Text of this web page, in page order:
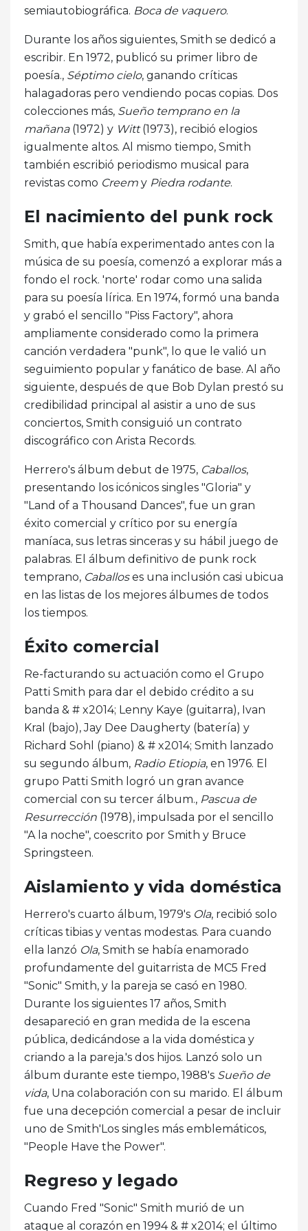
semiautobiográfica. Boca de vaquero.
Durante los años siguientes, Smith se dedicó a
escribir. En 1972, publicó su primer libro de
poesía., Séptimo cielo, ganando críticas
halagadoras pero vendiendo pocas copias. Dos
colecciones más, Sueño temprano en la
mañana(1972) y Witt(1973), recibió elogios
igualmente altos. Al mismo tiempo, Smith
también escribió periodismo musical para
revistas como Creem y Piedra rodante.
El nacimiento del punk rock
Smith, que había experimentado antes con la
música de su poesía, comenzó a explorar más a
fondo el rock. 'norte' rodar como una salida
para su poesía lírica. En 1974, formó una banda
y grabó el sencillo "Piss Factory", ahora
ampliamente considerado como la primera
canción verdadera "punk", lo que le valió un
seguimiento popular y fanático de base. Al año
siguiente, después de que Bob Dylan prestó su
credibilidad principal al asistir a uno de sus
conciertos, Smith consiguió un contrato
discográfico con Arista Records.
Herrero's álbum debut de 1975, Caballos,
presentando los icónicos singles "Gloria" y
"Land of a Thousand Dances", fue un gran
éxito comercial y crítico por su energía
maníaca, sus letras sinceras y su hábil juego de
palabras. El álbum definitivo de punk rock
temprano, Caballoses una inclusión casi ubicua
en las listas de los mejores álbumes de todos
los tiempos.
Éxito comercial
Re-facturando su actuación como el Grupo
Patti Smith para dar el debido crédito a su
banda & # x2014; Lenny Kaye (guitarra), Ivan
Kral (bajo), Jay Dee Daugherty (batería) y
Richard Sohl (piano) & # x2014; Smith lanzado
su segundo álbum, Radio Etiopia, en 1976. El
grupo Patti Smith logró un gran avance
comercial con su tercer álbum., Pascua de
Resurrección (1978), impulsada por el sencillo
"A la noche", coescrito por Smith y Bruce
Springsteen.
Aislamiento y vida doméstica
Herrero's cuarto álbum, 1979's Ola, recibió solo
críticas tibias y ventas modestas. Para cuando
ella lanzó Ola, Smith se había enamorado
profundamente del guitarrista de MC5 Fred
"Sonic" Smith, y la pareja se casó en 1980.
Durante los siguientes 17 años, Smith
desapareció en gran medida de la escena
pública, dedicándose a la vida doméstica y
criando a la pareja.'s dos hijos. Lanzó solo un
álbum durante este tiempo, 1988's Sueño de
vida, Una colaboración con su marido. El álbum
fue una decepción comercial a pesar de incluir
uno de Smith'Los singles más emblemáticos,
"People Have the Power".
Regreso y legado
Cuando Fred "Sonic" Smith murió de un
ataque al corazón en 1994 & # x2014; el último